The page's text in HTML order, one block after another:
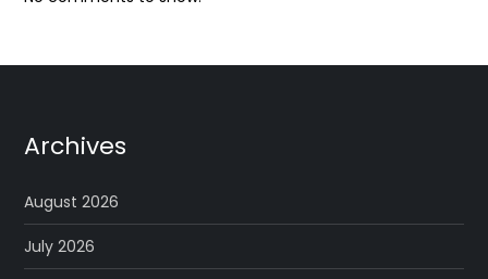
Archives
August 2026
July 2026